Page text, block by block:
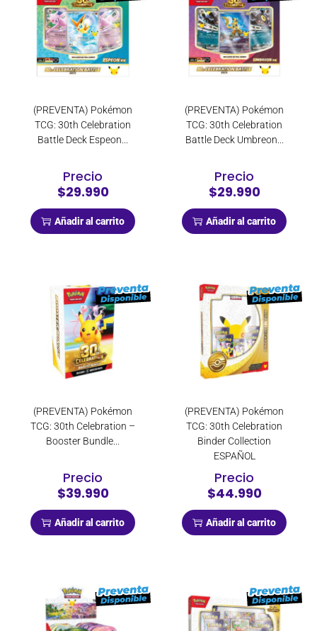
(PREVENTA) Pokémon
TCG: 30th Celebration
Battle Deck Espeon...
Precio
$29.990
Añadir al carrito
(PREVENTA) Pokémon
TCG: 30th Celebration
Battle Deck Umbreon...
Precio
$29.990
Añadir al carrito
(PREVENTA) Pokémon
TCG: 30th Celebration –
Booster Bundle...
Precio
$39.990
Añadir al carrito
(PREVENTA) Pokémon
TCG: 30th Celebration
Binder Collection
ESPAÑOL
Precio
$44.990
Añadir al carrito